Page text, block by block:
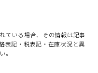
ている場合、その情報は記事
表記・税表記・在庫状況と異
。